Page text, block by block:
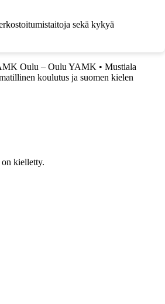
sekä kykyä
Oulu – Oulu YAMK • Mustiala
koulutus ja suomen kielen
kielletty.